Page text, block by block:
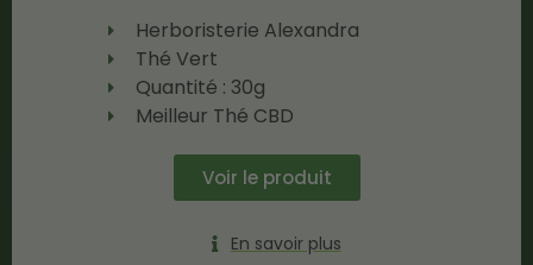
Herboristerie Alexandra
Thé Vert
Quantité : 30g
Meilleur Thé CBD
Voir le produit
En savoir plus